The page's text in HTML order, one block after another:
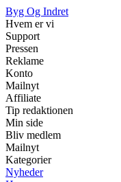
Byg Og Indret
Hvem er vi
Support
Pressen
Reklame
Konto
Mailnyt
Affiliate
Tip redaktionen
Min side
Bliv medlem
Mailnyt
Kategorier
Nyheder